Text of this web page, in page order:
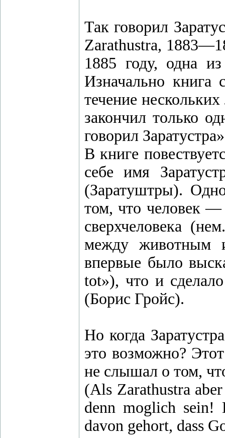
Так говорил
Zarathustra,
1885 году, одна
Изначально книга
течение
закончил только
говорил
В книге
себе имя
(Заратуштры).
том, что человек —
сверхчеловека
между животным
впервые было
tot»), что и
(Борис Гройс).
Но когда
это возможно?
не слышал о том,
(Als Zarathustra
denn moglich sein!
davon gehort, dass